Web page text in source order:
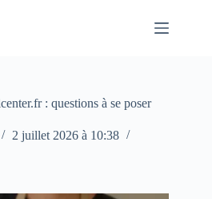
: questions à se poser
2 juillet 2026 à 10:38